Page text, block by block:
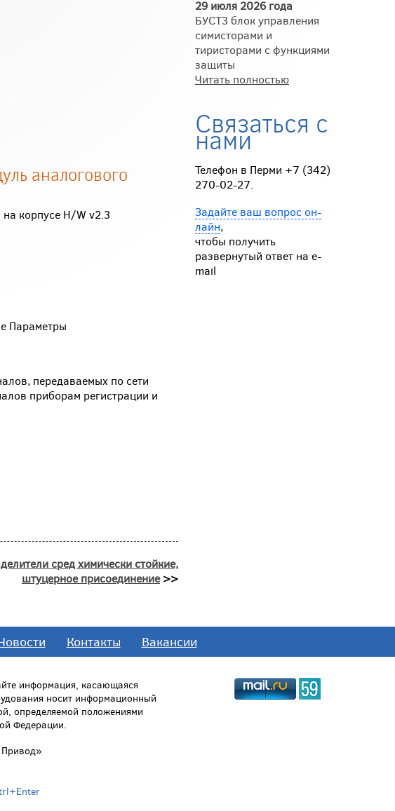
аналогового
корпусе H/W v2.3
Параметры
передаваемых по сети
приборам регистрации и
сред химически стойкие,
штуцерное присоединение>>
29 июля 2026 года
БУСТ3 блок управления
симисторами и
тиристорами с функциями
защиты
Читать полностью
Связаться с
нами
Телефон в Перми +7 (342)
270-02-27.
Задайте ваш вопрос он-
лайн,
чтобы получить
развернутый ответ на e-
mail
Контакты Вакансии
информация, касающаяся
носит информационный
определяемой положениями
Федерации.